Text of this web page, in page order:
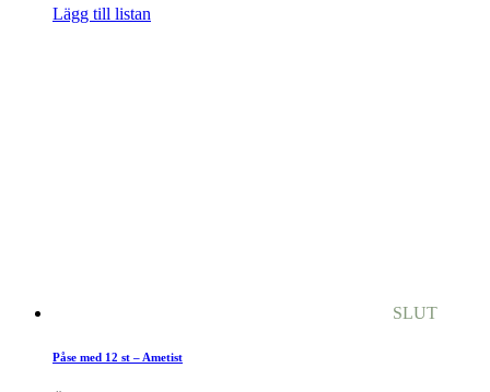
Lägg till listan
SLUT
Påse med 12 st – Ametist